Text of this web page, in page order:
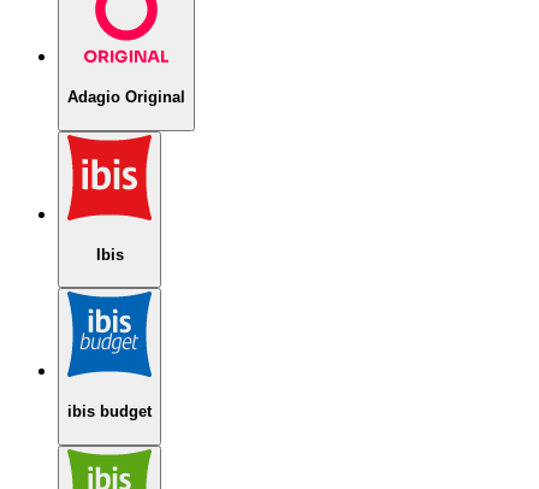
Adagio Original
Ibis
ibis budget